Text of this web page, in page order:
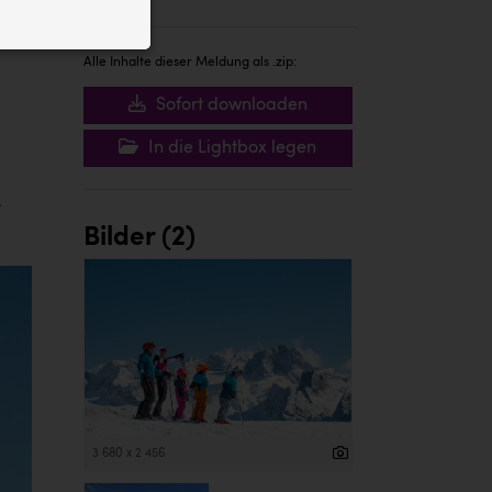
Alle Inhalte dieser Meldung als .zip:
Sofort downloaden
In die Lightbox legen
Bilder (2)
3 680 x 2 456
Website